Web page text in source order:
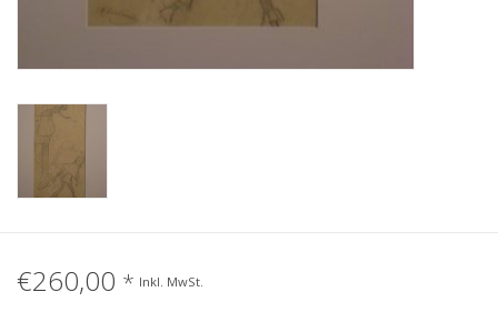
€260,00 * Inkl. MwSt.